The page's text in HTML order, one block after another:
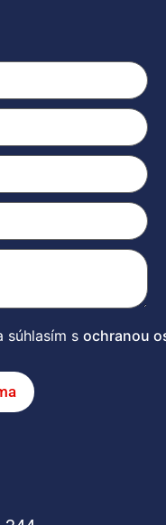
súhlasím sochranou